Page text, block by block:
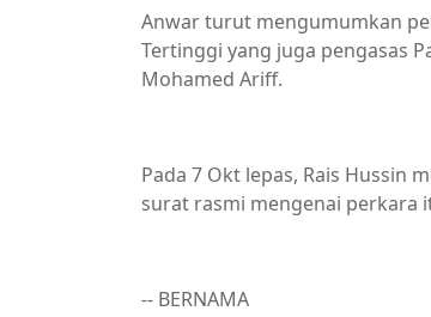
Anwar turut mengumumkan
Tertinggi yang juga pengasas
Mohamed Ariff.
Pada 7 Okt lepas, Rais Hussin
surat rasmi mengenai perkara
-- BERNAMA